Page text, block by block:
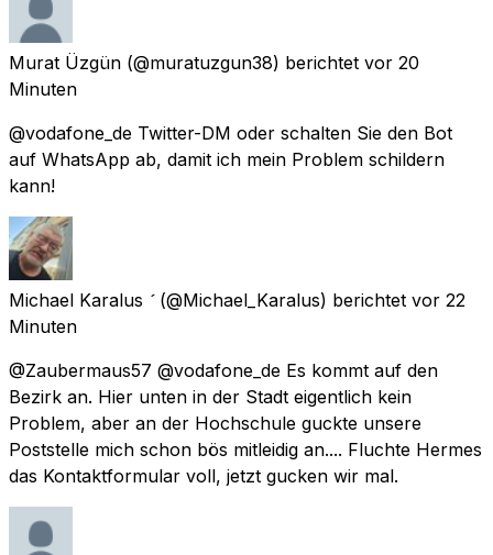
Murat Üzgün (@muratuzgun38) berichtet vor 20
Minuten
@vodafone_de Twitter-DM oder schalten Sie den Bot
auf WhatsApp ab, damit ich mein Problem schildern
kann!
Michael Karalus  (@Michael_Karalus) berichtet vor 22
Minuten
@Zaubermaus57 @vodafone_de Es kommt auf den
Bezirk an. Hier unten in der Stadt eigentlich kein
Problem, aber an der Hochschule guckte unsere
Poststelle mich schon bös mitleidig an.... Fluchte Hermes
das Kontaktformular voll, jetzt gucken wir mal.